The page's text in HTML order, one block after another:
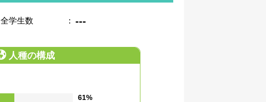
全学生数 ： ---
人種の構成
61%